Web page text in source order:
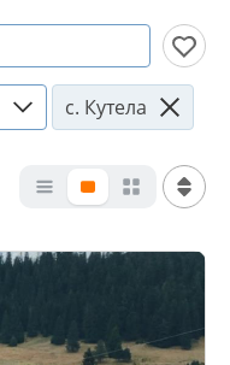
с. Кутела